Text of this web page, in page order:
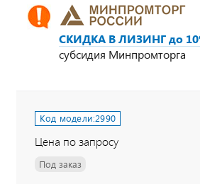
СКИДКА В ЛИЗИНГ до
субсидия Минпромторга
Код модели:2990
Цена по запросу
Под заказ